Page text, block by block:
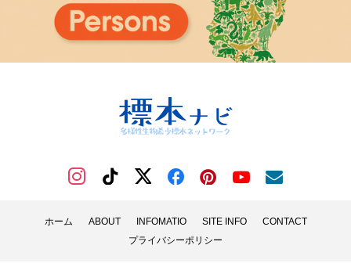
ホーム ABOUT INFOMATIO SITE INFO
CONTACT
プライバシーポリシー